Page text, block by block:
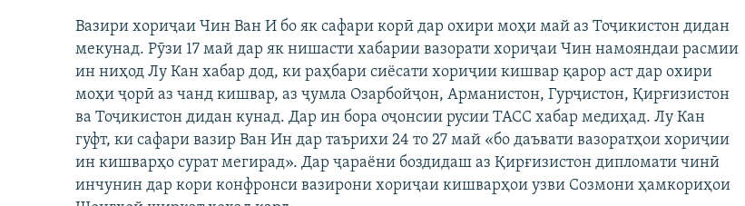
Вазири хориҷаи Чин Ван И бо як сафари корӣ дар охири моҳи май аз Тоҷикистон дидан
мекунад. Рӯзи 17 май дар як нишасти хабарии вазорати хориҷаи Чин намояндаи расмии
ин ниҳод Лу Кан хабар дод, ки раҳбари сиёсати хориҷии кишвар қарор аст дар охири
моҳи ҷорӣ аз чанд кишвар, аз ҷумла Озарбойҷон, Арманистон, Гурҷистон, Қирғизистон
ва Тоҷикистон дидан кунад. Дар ин бора оҷонсии русии ТАСС хабар медиҳад. Лу Кан
гуфт, ки сафари вазир Ван Ин дар таърихи 24 то 27 май «бо даъвати вазоратҳои хориҷии
ин кишварҳо сурат мегирад». Дар ҷараёни боздидаш аз Қирғизистон дипломати чинӣ
инчунин дар кори конфронси вазирони хориҷаи кишварҳои узви Созмони ҳамкориҳои